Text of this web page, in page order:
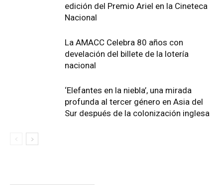
edición del Premio Ariel en la Cineteca
Nacional
La AMACC Celebra 80 años con
develación del billete de la lotería
nacional
‘Elefantes en la niebla’, una mirada
profunda al tercer género en Asia del
Sur después de la colonización inglesa